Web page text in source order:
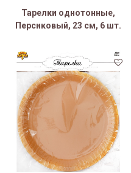
Тарелки однотонные,
Персиковый, 23 см, 6 шт.